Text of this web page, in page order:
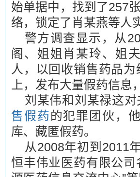
始单据中，找到了257
络，锁定了肖某燕等人
警方调查显示，从
阁、姐姐肖某玲、姐
人，以回收销售药品
上，发布大量假药信
刘某伟和刘某禄这
售假药的犯罪团伙，
库、藏匿假药。
从2008年初到2011
恒丰伟业医药有限公司